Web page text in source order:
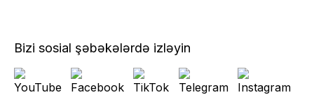
Bizi sosial şəbəkələrdə izləyin